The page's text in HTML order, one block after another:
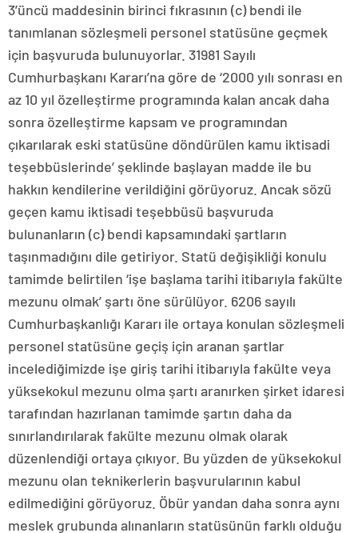
3’üncü maddesinin birinci fıkrasının (c) bendi ile
tanımlanan sözleşmeli personel statüsüne geçmek
için başvuruda bulunuyorlar. 31981 Sayılı
Cumhurbaşkanı Kararı’na göre de ‘2000 yılı sonrası en
az 10 yıl özelleştirme programında kalan ancak daha
sonra özelleştirme kapsam ve programından
çıkarılarak eski statüsüne döndürülen kamu iktisadi
teşebbüslerinde’ şeklinde başlayan madde ile bu
hakkın kendilerine verildiğini görüyoruz. Ancak sözü
geçen kamu iktisadi teşebbüsü başvuruda
bulunanların (c) bendi kapsamındaki şartların
taşınmadığını dile getiriyor. Statü değişikliği konulu
tamimde belirtilen ‘işe başlama tarihi itibarıyla fakülte
mezunu olmak’ şartı öne sürülüyor. 6206 sayılı
Cumhurbaşkanlığı Kararı ile ortaya konulan sözleşmeli
personel statüsüne geçiş için aranan şartlar
incelediğimizde işe giriş tarihi itibarıyla fakülte veya
yüksekokul mezunu olma şartı aranırken şirket idaresi
tarafından hazırlanan tamimde şartın daha da
sınırlandırılarak fakülte mezunu olmak olarak
düzenlendiği ortaya çıkıyor. Bu yüzden de yüksekokul
mezunu olan teknikerlerin başvurularının kabul
edilmediğini görüyoruz. Öbür yandan daha sonra aynı
meslek grubunda alınanların statüsünün farklı olduğu